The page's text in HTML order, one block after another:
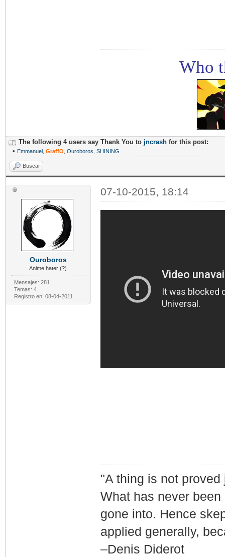
Who
The following 4 users say Thank You to jncrash for this post:
• Emmanuel GraffO Ouroboros SHINING
Buscar
Ouroboros
Anime hater (?)
Mensajes: 281
Temas: 4
Registro en: 08-04-2011
07-10-2015, 18:14
"A thing is not
What has never
gone into. Hence
applied generally,
–Denis Diderot